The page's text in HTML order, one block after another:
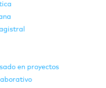
en proyectos